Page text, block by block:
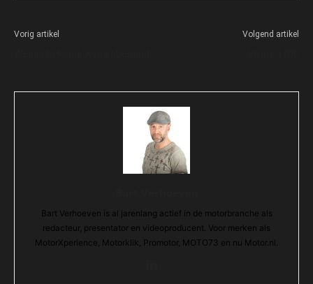
Vorig artikel Volgend artikel
Bart Verhoeven is al jarenlang actief in de motorbranche als
redacteur, presentator en videoproducent. Voor merken als
MotorXperience, Motorklik, Promotor, MOTO73 en nu Motor.nl.